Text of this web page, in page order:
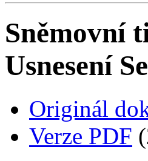
Sněmovní
Usnesení
Originál
Verze PDF